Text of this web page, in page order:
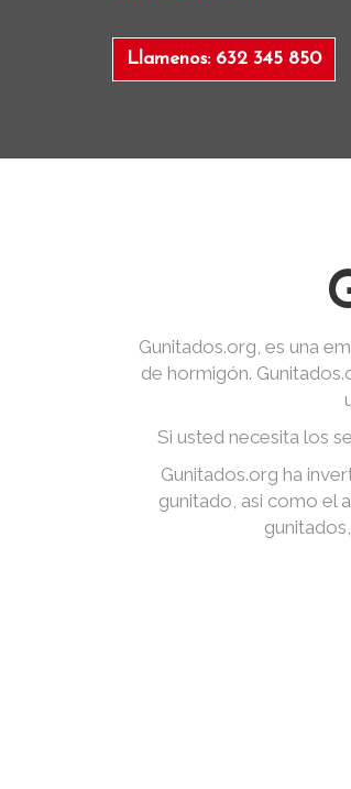
Llamenos: 632 345 850
Gunitados.org, es una
de hormigón.
Si usted necesita los
Gunitados.org ha
gunitado, asi como el